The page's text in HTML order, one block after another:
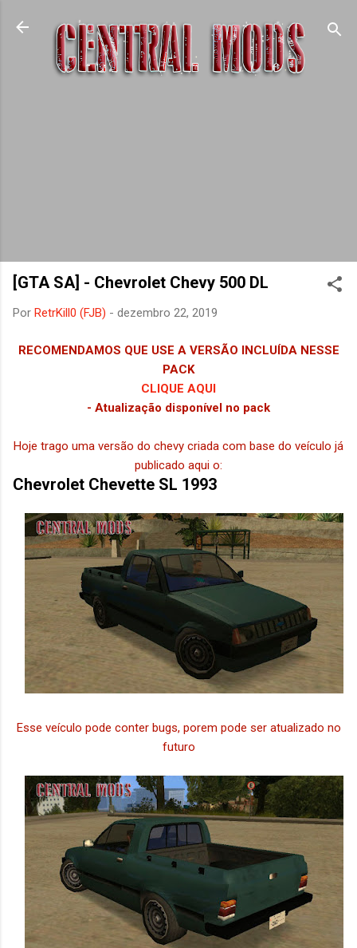
Pular para o conteúdo principal
[GTA SA] - Chevrolet Chevy 500 DL
Por RetrKill0 (FJB) - dezembro 22, 2019
RECOMENDAMOS QUE USE A VERSÃO INCLUÍDA NESSE
PACK
CLIQUE AQUI
- Atualização disponível no pack
Hoje trago uma versão do chevy criada com base do veículo já
publicado aqui o:
Chevrolet Chevette SL 1993
Esse veículo pode conter bugs, porem pode ser atualizado no
futuro